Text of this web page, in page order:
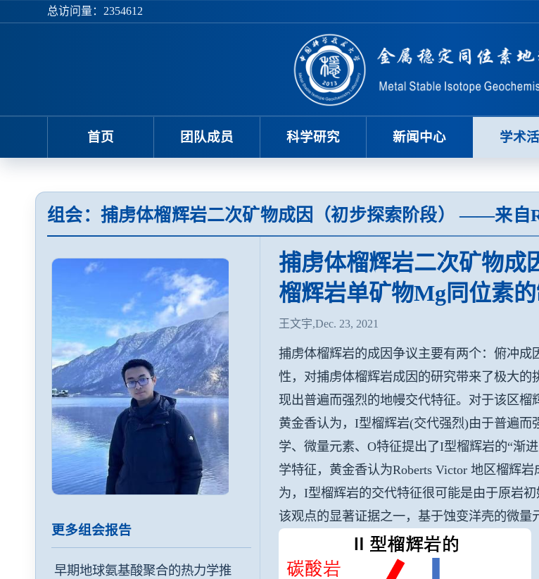
总访问量： 2354612
首页 团队成员 科学研究 新闻中心 学术
组会：捕虏体榴辉岩二次矿物成因（初步探索阶段） ——来自
更多组会报告
早期地球氨基酸聚合的热力学推
捕虏体榴辉岩二次矿物
榴辉岩单矿物Mg同位素
王文宇,Dec. 23, 2021
捕虏体榴辉岩的成因争议主要有两个：俯冲
性，对捕虏体榴辉岩成因的研究带来了极大的
现出普遍而强烈的地幔交代特征。对于该区榴
黄金香认为，I型榴辉岩(交代强烈)由于普遍
学、微量元素、O特征提出了I型榴辉岩的“渐
学特征，黄金香认为Roberts Victor 地区榴辉
为，I型榴辉岩的交代特征很可能是由于原岩
该观点的显著证据之一，基于蚀变洋壳的微量